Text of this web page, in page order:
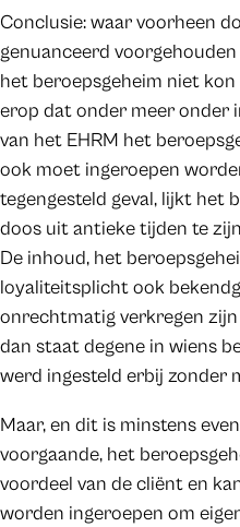
Conclusie: waar voorheen
genuanceerd
het beroepsgeheim niet
erop dat onder meer onder
van het EHRM het
ook moet ingeroepen
tegengesteld geval, lijkt het
doos uit antieke tijden te
De inhoud, het
loyaliteitsplicht ook
onrechtmatig verkregen
dan staat degene in wiens
werd ingesteld erbij zonder
Maar, en dit is minstens
voorgaande, het
voordeel van de cliënt en
worden ingeroepen om